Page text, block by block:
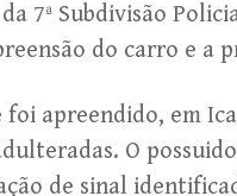
7ª Subdivisão
do carro e a
apreendido, em
O
de sinal